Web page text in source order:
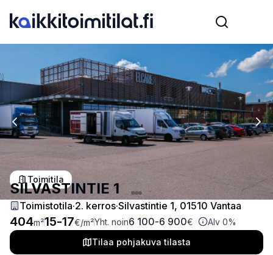
Previous slide
Toimitila
SILVASTINTIE 1
Toimistotila·2. kerros·Silvastintie 1, 01510 Vantaa
404m²15-17€/m²Yht. noin6 100-6 900€
Alv 0%
Tilaa pohjakuva tilasta